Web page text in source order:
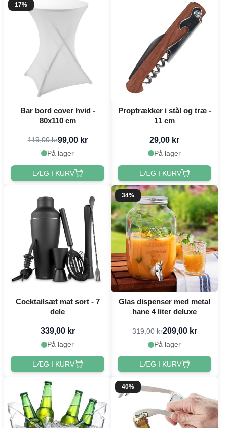
17%
Bar bord cover hvid -
80x110 cm
119,00 kr99,00 kr
På lager
LÆG I KURV
Proptrækker i stål og træ -
11 cm
29,00 kr
På lager
LÆG I KURV
Cocktailsæt mat sort - 7
dele
339,00 kr
På lager
LÆG I KURV
34%
Glas dispenser med metal
hane 4 liter deluxe
319,00 kr209,00 kr
På lager
LÆG I KURV
40%